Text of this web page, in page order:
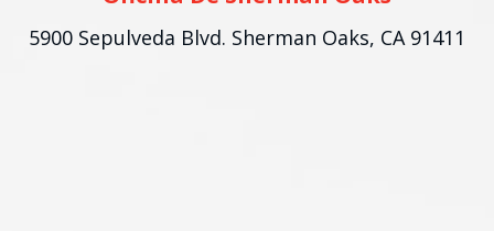
5900 Sepulveda Blvd. Sherman Oaks, CA 91411